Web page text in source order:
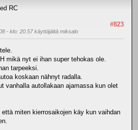
RC
#823
- klo: 20.57 käyttäjältä miksalo
mikä nyt ei ihan super tehokas ole.
tarpeeksi.
koskaan nähnyt radalla.
vanhalla autollakaan ajamassa kun olet
miten kierrosaikojen käy kun vaihdan